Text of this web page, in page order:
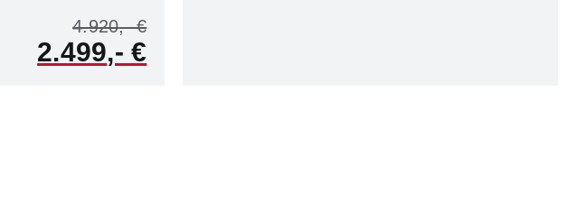
4.920
2.499